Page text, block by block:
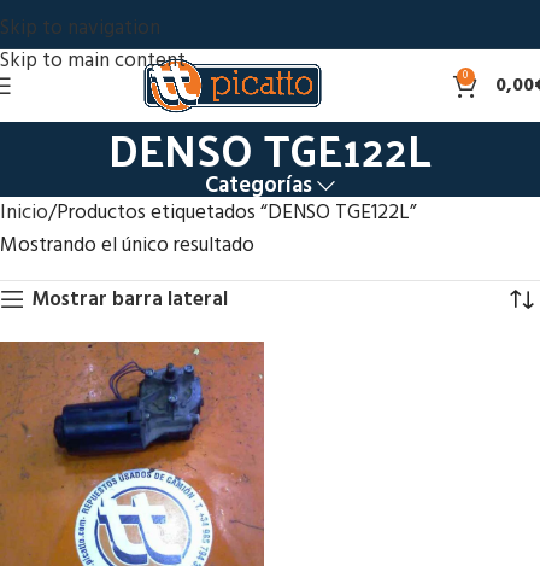
Skip to navigation
Skip to main content
0 0,00
DENSO TGE122L
Categorías
Inicio Productos etiquetados “DENSO TGE122L”
Mostrando el único resultado
Mostrar barra lateral